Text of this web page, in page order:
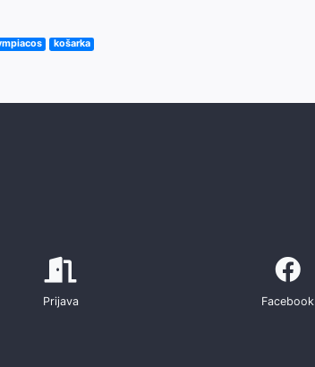
košarka
Prijava Facebook